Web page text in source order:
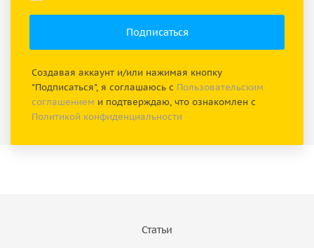
Создавая аккаунт и/или нажимая кнопку
"Подписаться", я соглашаюсь с Пользовательским
соглашением и подтверждаю, что ознакомлен с
Политикой конфиденциальности
Статьи